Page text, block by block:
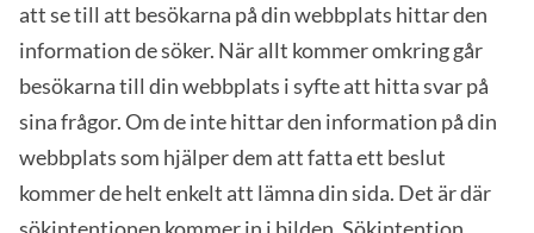
att se till att besökarna på din webbplats hittar den
information de söker. När allt kommer omkring går
besökarna till din webbplats i syfte att hitta svar på
sina frågor. Om de inte hittar den information på din
webbplats som hjälper dem att fatta ett beslut
kommer de helt enkelt att lämna din sida. Det är där